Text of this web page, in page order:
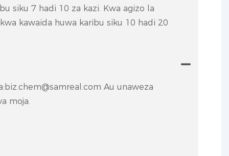
siku 7 hadi 10 za kazi. Kwa agizo la
kawaida huwa karibu siku 10 hadi 20
Au unaweza
moja.